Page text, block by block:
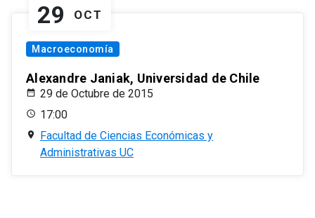
29 OCT
Macroeconomía
Alexandre Janiak, Universidad de Chile
29 de Octubre de 2015
17:00
Facultad de Ciencias Económicas y
Administrativas UC